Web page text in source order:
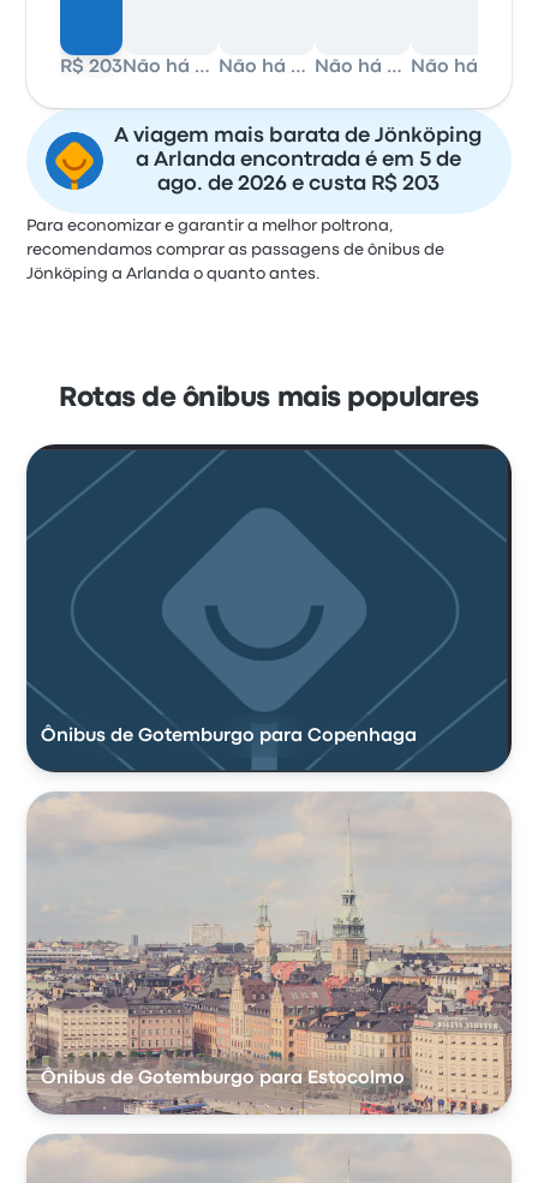
R$ 203 Não há dados Não há dados Não há dados
A viagem mais barata de Jönköping
a Arlanda encontrada é em 5 de
ago. de 2026 e custa R$ 203
Para economizar e garantir a melhor poltrona,
recomendamos comprar as passagens de ônibus de
Jönköping a Arlanda o quanto antes.
Rotas de ônibus mais populares
Ônibus de Gotemburgo para Copenhaga
Ônibus de Gotemburgo para Estocolmo